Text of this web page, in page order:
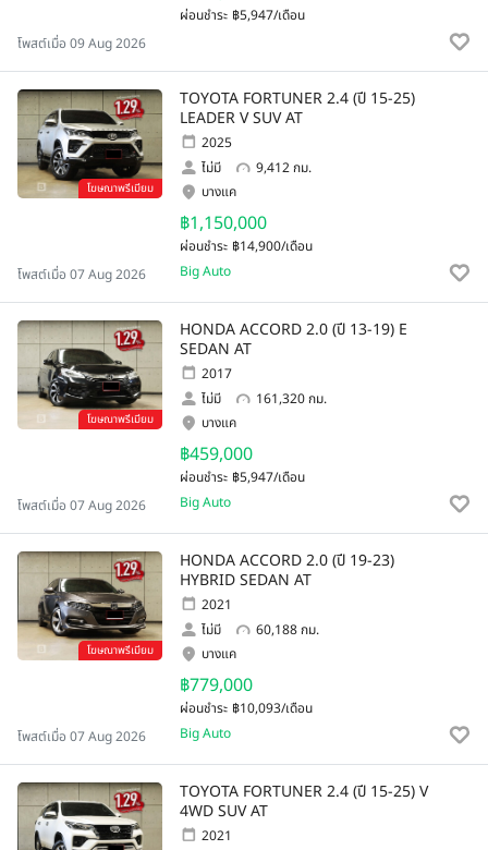
ผ่อนชำระ ฿5,947/เดือน
โพสต์เมื่อ 09 Aug 2026
โฆษณาพรีเมียม
TOYOTA FORTUNER 2.4 (ปี 15-25)
LEADER V SUV AT
2025
ไม่มี
9,412 กม.
฿1,150,000
ผ่อนชำระ ฿14,900/เดือน
บางแค
โพสต์เมื่อ 07 Aug 2026 Big Auto
โฆษณาพรีเมียม
HONDA ACCORD 2.0 (ปี 13-19) E
SEDAN AT
2017
ไม่มี
161,320 กม.
฿459,000
ผ่อนชำระ ฿5,947/เดือน
บางแค
โพสต์เมื่อ 07 Aug 2026 Big Auto
โฆษณาพรีเมียม
HONDA ACCORD 2.0 (ปี 19-23)
HYBRID SEDAN AT
2021
ไม่มี
60,188 กม.
฿779,000
ผ่อนชำระ ฿10,093/เดือน
บางแค
โพสต์เมื่อ 07 Aug 2026 Big Auto
TOYOTA FORTUNER 2.4 (ปี 15-25) V
4WD SUV AT
2021